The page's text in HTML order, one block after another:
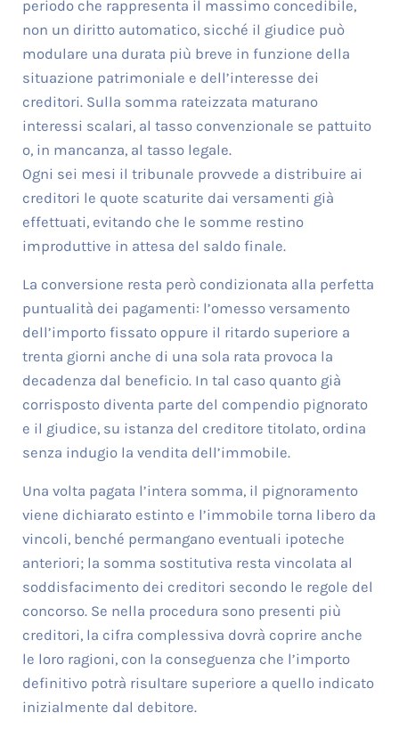
periodo che rappresenta il massimo concedibile,
non un diritto automatico, sicché il giudice può
modulare una durata più breve in funzione della
situazione patrimoniale e dell’interesse dei
creditori. Sulla somma rateizzata maturano
interessi scalari, al tasso convenzionale se pattuito
o, in mancanza, al tasso legale.
Ogni sei mesi il tribunale provvede a distribuire ai
creditori le quote scaturite dai versamenti già
effettuati, evitando che le somme restino
improduttive in attesa del saldo finale.
La conversione resta però condizionata alla perfetta
puntualità dei pagamenti: l’omesso versamento
dell’importo fissato oppure il ritardo superiore a
trenta giorni anche di una sola rata provoca la
decadenza dal beneficio. In tal caso quanto già
corrisposto diventa parte del compendio pignorato
e il giudice, su istanza del creditore titolato, ordina
senza indugio la vendita dell’immobile.
Una volta pagata l’intera somma, il pignoramento
viene dichiarato estinto e l’immobile torna libero da
vincoli, benché permangano eventuali ipoteche
anteriori; la somma sostitutiva resta vincolata al
soddisfacimento dei creditori secondo le regole del
concorso. Se nella procedura sono presenti più
creditori, la cifra complessiva dovrà coprire anche
le loro ragioni, con la conseguenza che l’importo
definitivo potrà risultare superiore a quello indicato
inizialmente dal debitore.